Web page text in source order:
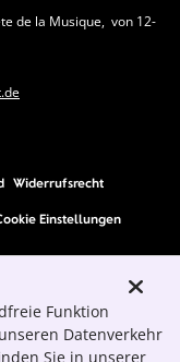
de la Musique, von 12-
Widerrufsrecht
Einstellungen
Funktion
Datenverkehr
Sie in unserer